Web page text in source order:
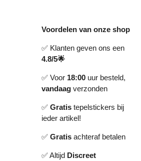
Voordelen van onze shop
✅ Klanten geven ons een
4.8/5🌟
✅ Voor 18:00 uur besteld,
vandaag verzonden
✅ Gratis tepelstickers bij
ieder artikel!
✅ Gratis achteraf betalen
✅ Altijd Discreet